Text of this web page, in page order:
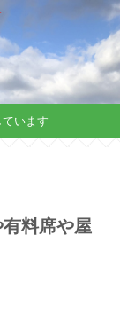
います
料席や屋